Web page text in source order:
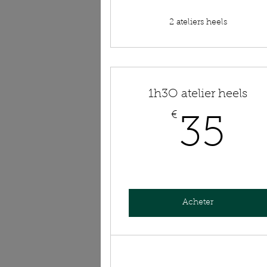
2 ateliers heels
1h3O atelier heels
€ 35
Acheter